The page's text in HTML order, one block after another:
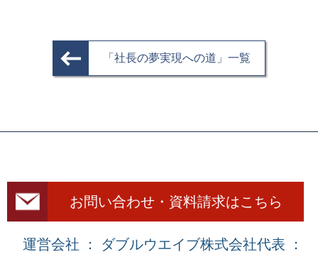
「社長の夢実現への道」一覧
お問い合わせ・資料請求はこちら
運営会社 ： ダブルウエイブ株式会社代表 ：